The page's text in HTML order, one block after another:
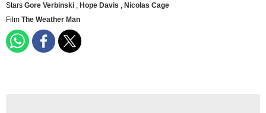
Stars Gore Verbinski , Hope Davis , Nicolas Cage
Film The Weather Man